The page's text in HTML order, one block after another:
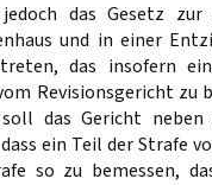
das Gesetz zur
und in einer
das insofern
Revisionsgericht zu
das Gericht
ein Teil der Strafe
so zu bemessen,